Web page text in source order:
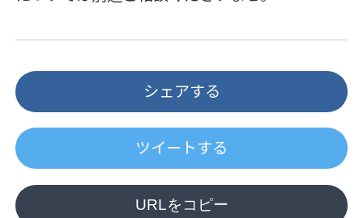
シェアする
ツイートする
URLをコピー